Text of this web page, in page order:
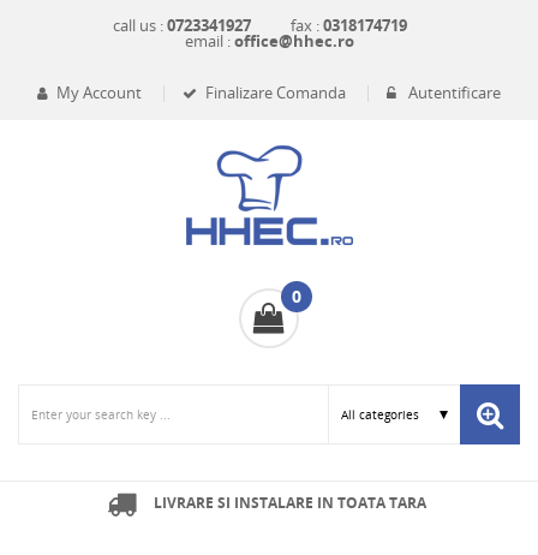
call us :0723341927 fax :0318174719
email :office@hhec.ro
My Account Finalizare Comanda Autentificare
0
LIVRARE SI INSTALARE IN TOATA TARA